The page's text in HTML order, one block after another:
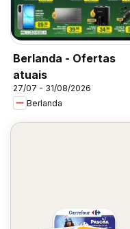
Berlanda - Ofertas
atuais
27/07 - 31/08/2026
Berlanda